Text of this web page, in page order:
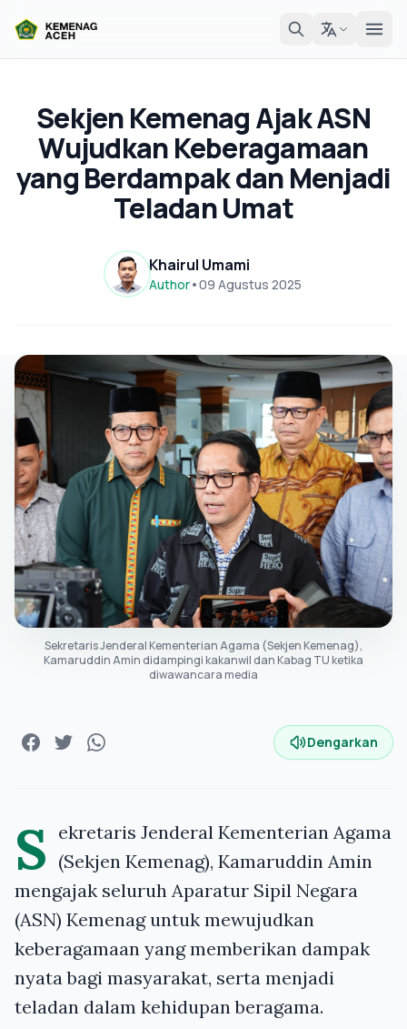
Sekjen Kemenag Ajak ASN
Wujudkan Keberagamaan
yang Berdampak dan Menjadi
Teladan Umat
Khairul Umami
Author•09 Agustus 2025
Sekretaris Jenderal Kementerian Agama (Sekjen Kemenag),
Kamaruddin Amin didampingi kakanwil dan Kabag TU ketika
diwawancara media
Dengarkan
S ekretaris Jenderal Kementerian Agama
(Sekjen Kemenag), Kamaruddin Amin
mengajak seluruh Aparatur Sipil Negara
(ASN) Kemenag untuk mewujudkan
keberagamaan yang memberikan dampak
nyata bagi masyarakat, serta menjadi
teladan dalam kehidupan beragama.